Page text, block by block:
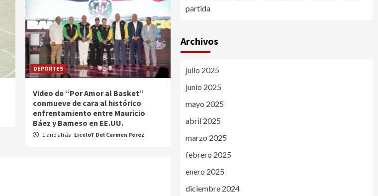
DEPORTES
Video de “Por Amor al Basket”
conmueve de cara al histórico
enfrentamiento entre Mauricio
Báez y Bameso en EE.UU.
1 año atrás LiceloT Del Carmen Perez
partida
Archivos
julio 2025
junio 2025
mayo 2025
abril 2025
marzo 2025
febrero 2025
enero 2025
diciembre 2024